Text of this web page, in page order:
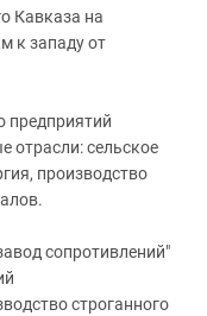
Кавказа на
к западу от
предприятий
отрасли: сельское
производство
сопротивлений"
строганного